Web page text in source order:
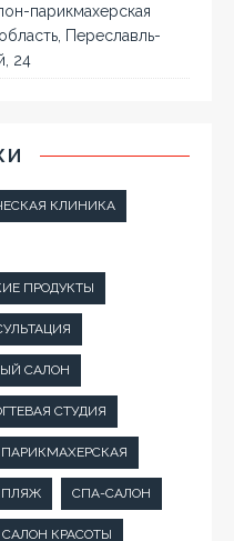
парикмахерская
Переславль-
24
КЛИНИКА
ПРОДУКТЫ
САЛОН
СТУДИЯ
ПАРИКМАХЕРСКАЯ
ПЛЯЖ СПА-САЛОН
САЛОН КРАСОТЫ